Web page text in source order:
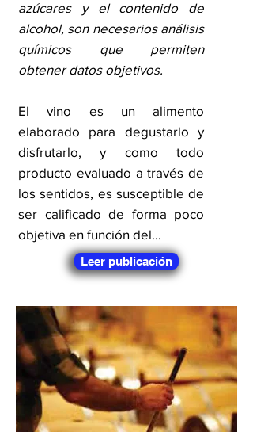
azúcares y el contenido de
alcohol, son necesarios análisis
químicos que permiten
obtener datos objetivos.
El vino es un alimento
elaborado para degustarlo y
disfrutarlo, y como todo
producto evaluado a través de
los sentidos, es susceptible de
ser calificado de forma poco
objetiva en función del...
Leer publicación